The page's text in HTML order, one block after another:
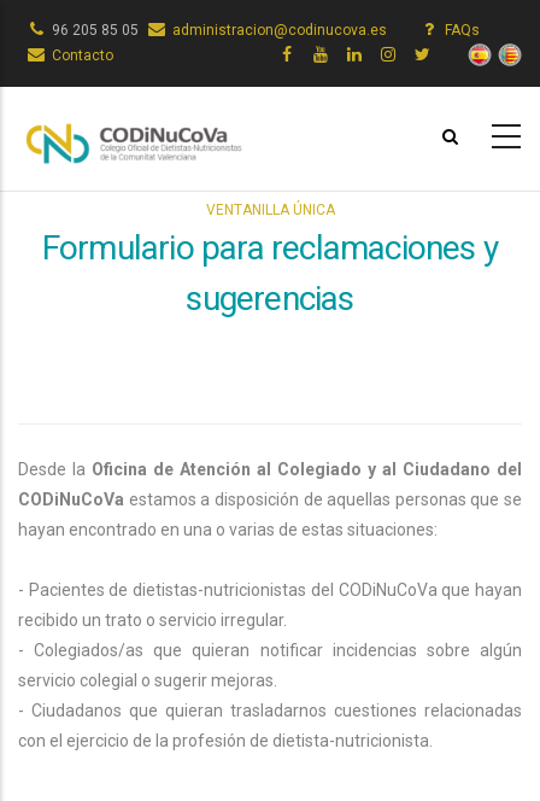
96 205 85 05 administracion@codinucova.es
FAQs
Contacto
VENTANILLA ÚNICA
Formulario para reclamaciones y
sugerencias
Desde la Oficina de Atención al Colegiado y al Ciudadano del
CODiNuCoVa estamos a disposición de aquellas personas que se
hayan encontrado en una o varias de estas situaciones:
- Pacientes de dietistas-nutricionistas del CODiNuCoVa que hayan
recibido un trato o servicio irregular.
- Colegiados/as que quieran notificar incidencias sobre algún
servicio colegial o sugerir mejoras.
- Ciudadanos que quieran trasladarnos cuestiones relacionadas
con el ejercicio de la profesión de dietista-nutricionista.